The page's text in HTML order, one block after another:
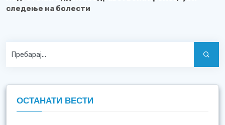
следење на болести
ОСТАНАТИ ВЕСТИ